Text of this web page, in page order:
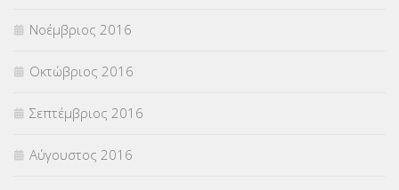
Νοέμβριος 2016
Οκτώβριος 2016
Σεπτέμβριος 2016
Αύγουστος 2016